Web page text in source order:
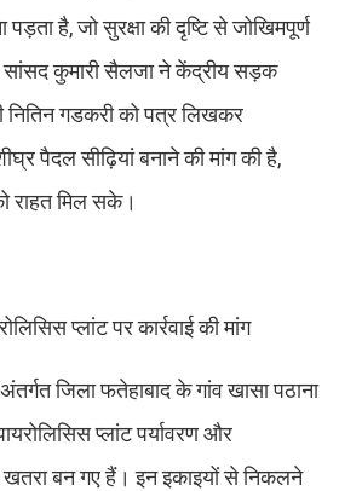
है, जो सुरक्षा की दृष्टि से जोखिमपूर्ण
सांसद कुमारी सैलजा ने केंद्रीय सड़क
नितिन गडकरी को पत्र लिखकर
पैदल सीढ़ियां बनाने की मांग की है,
राहत मिल सके।
प्लांट पर कार्रवाई की मांग
जिला फतेहाबाद के गांव खासा पठाना
प्लांट पर्यावरण और
बन गए हैं। इन इकाइयों से निकलने